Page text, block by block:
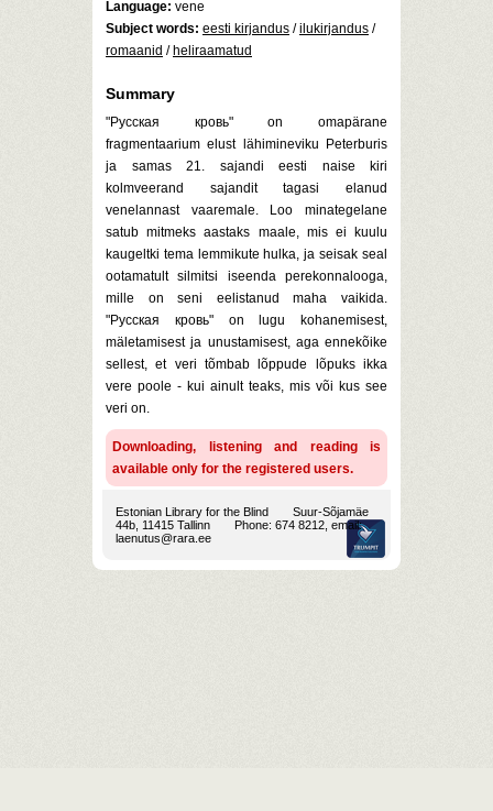
Language: vene
Subject words: eesti kirjandus /ilukirjandus /
romaanid / heliraamatud
Summary
"Русская кровь" on omapärane
fragmentaarium elust lähimineviku Peterburis
ja samas 21. sajandi eesti naise kiri
kolmveerand sajandit tagasi elanud
venelannast vaaremale. Loo minategelane
satub mitmeks aastaks maale, mis ei kuulu
kaugeltki tema lemmikute hulka, ja seisak seal
ootamatult silmitsi iseenda perekonnalooga,
mille on seni eelistanud maha vaikida.
"Русская кровь" on lugu kohanemisest,
mäletamisest ja unustamisest, aga ennekõike
sellest, et veri tõmbab lõppude lõpuks ikka
vere poole - kui ainult teaks, mis või kus see
veri on.
Downloading, listening and reading is
available only for the registered users.
Estonian Library for the Blind
Suur-Sõjamäe
44b, 11415 Tallinn
Phone: 674 8212, email:
laenutus@rara.ee